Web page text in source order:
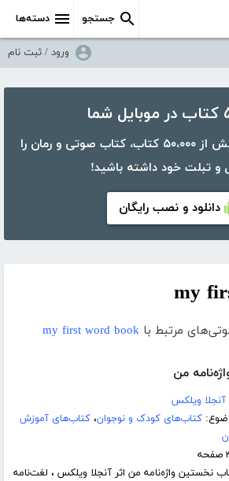
دسته‌ها جستجو
ورود / ثبت نام
با اپلیکیشن کتابراه، بیش از ۵۰،۰۰۰ کتاب، کتاب صوتی و رمان را
و تبلت خود داشته باشید!
دانلود و نصب رایگان
my
مرتبط با my first word book
من
آنجلا ویلکس
کتاب‌های کودک و نوجوان،کتاب‌های آموزش
نخستین واژه‌نامه من اثر آنجلا ویلکس ، لغت‌نامه‌